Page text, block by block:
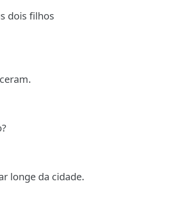
dois filhos
longe da cidade.